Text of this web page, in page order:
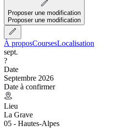
Proposer une modification
Proposer une modification
À proposCoursesLocalisation
sept.
?
Date
Septembre 2026
Date à confirmer
Lieu
La Grave
05 - Hautes-Alpes